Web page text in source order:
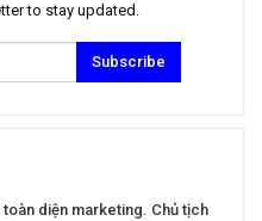
to stay updated.
Subscribe
diện marketing. Chủ tịch